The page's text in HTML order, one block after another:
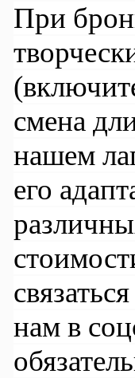
При
смена
нашем
его
нам в